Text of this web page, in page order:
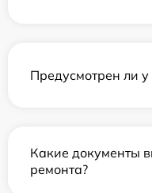
Предусмотрен ли
Какие документы
ремонта?